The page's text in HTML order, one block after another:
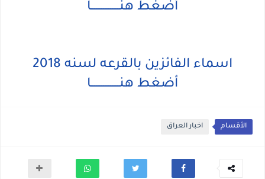
أضغط هنــــــــــــــــا
اسماء الفائزين بالقرعه لسنه 2018
أضغط هنــــــــــــــــا
الأقسام اخبار العراق